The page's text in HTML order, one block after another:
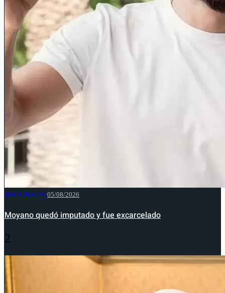
NACIONALES 05/08/2026
Moyano quedó imputado y fue excarcelado
2